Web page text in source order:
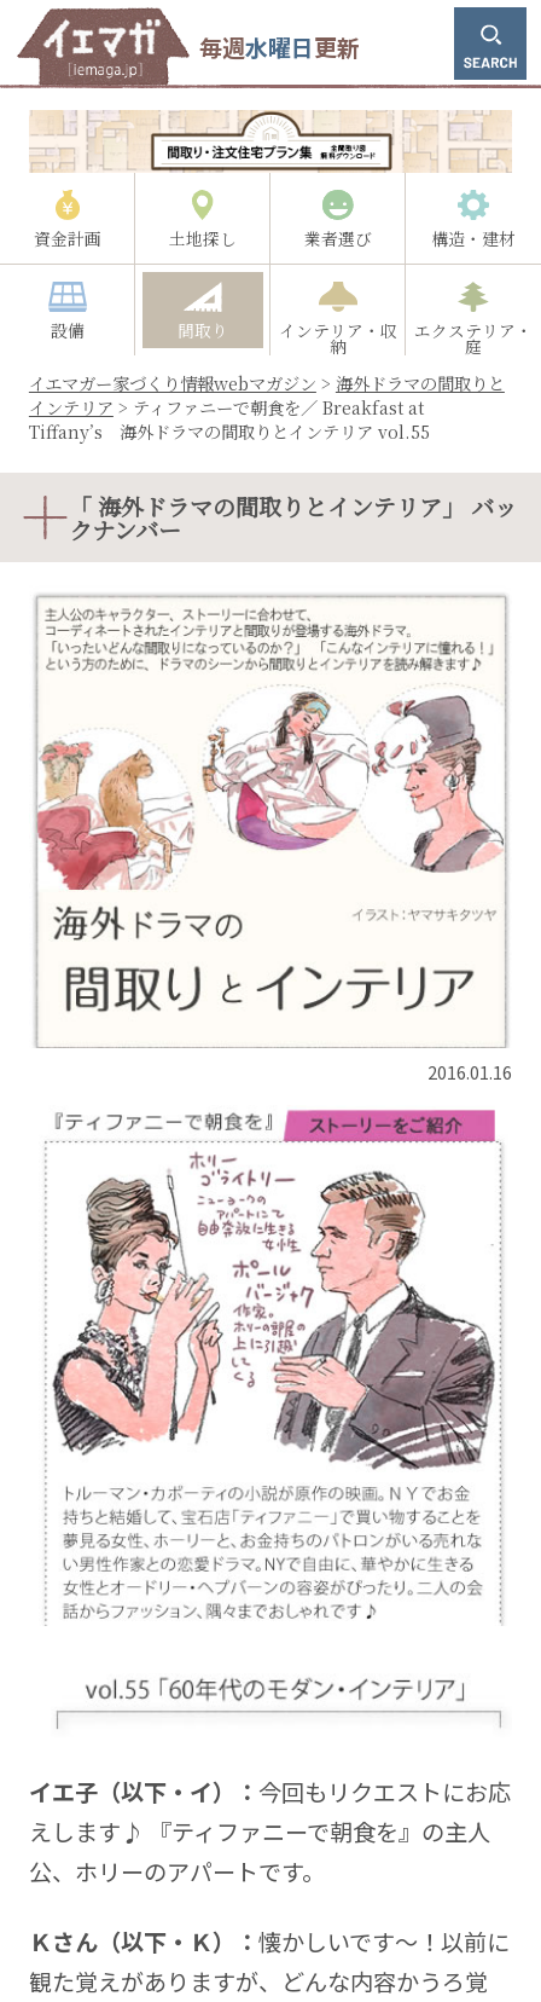
毎週水曜日更新
資金計画 土地探し 業者選び 構造・建材
設備 間取り インテリア・収
納
エクステリア・
庭
イエマガー家づくり情報webマガジン > 海外ドラマの間取りと
インテリア > ティファニーで朝食を／ Breakfast at
Tiffany’s 海外ドラマの間取りとインテリア vol.55
「 海外ドラマの間取りとインテリア」 バッ
クナンバー
2016.01.16
イエ子（以下・イ）： 今回もリクエストにお応
えします♪ 『ティファニーで朝食を』の主人
公、ホリーのアパートです。
Ｋさん（以下・Ｋ）： 懐かしいです～！以前に
観た覚えがありますが、どんな内容かうろ覚